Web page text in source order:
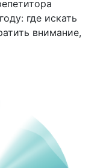
где искать
внимание,